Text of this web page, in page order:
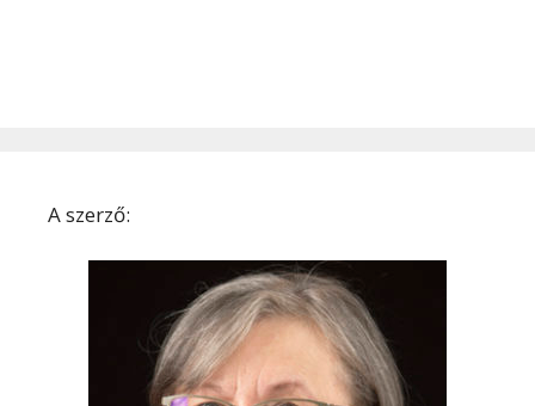
A szerző: